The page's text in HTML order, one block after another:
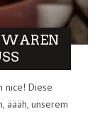
WAREN
nice! Diese
äääh, unserem